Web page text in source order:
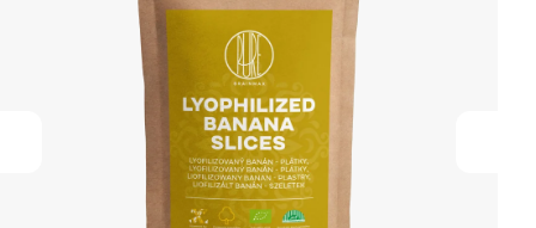
0,0
stele.